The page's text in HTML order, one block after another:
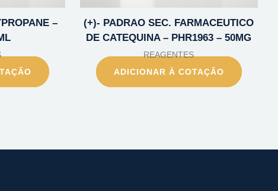
–
(+)- PADRAO SEC. FARMACEUTICO
DE CATEQUINA – PHR1963 – 50MG
REAGENTES
ADICIONAR À COTAÇÃO